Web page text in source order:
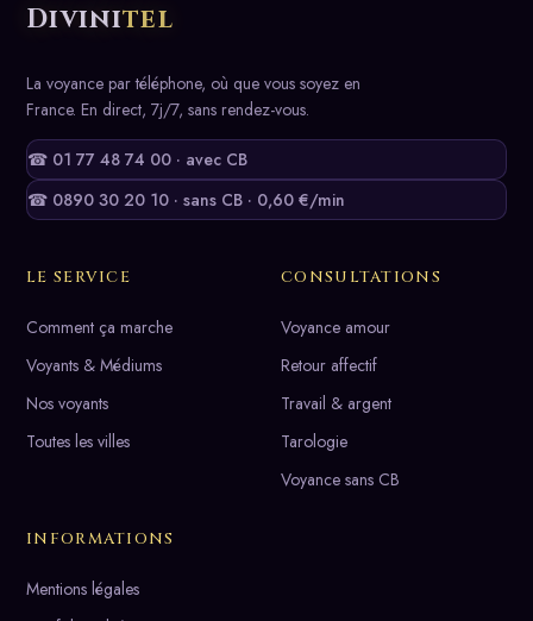
Divinitel
La voyance par téléphone, où que vous soyez en
France. En direct, 7j/7, sans rendez-vous.
☎ 01 77 48 74 00 · avec CB
☎ 0890 30 20 10 · sans CB · 0,60 €/min
LE SERVICE
Comment ça marche
Voyants & Médiums
Nos voyants
Toutes les villes
CONSULTATIONS
Voyance amour
Retour affectif
Travail & argent
Tarologie
Voyance sans CB
INFORMATIONS
Mentions légales